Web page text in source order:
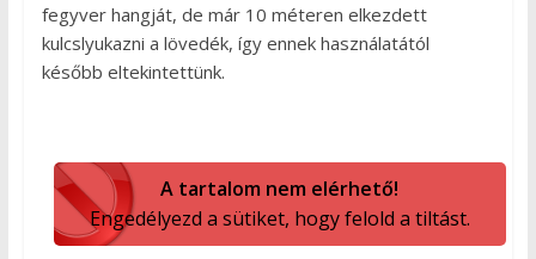
fegyver hangját, de már 10 méteren elkezdett
kulcslyukazni a lövedék, így ennek használatától
később eltekintettünk.
A tartalom nem elérhető!
Engedélyezd a sütiket, hogy felold a tiltást.